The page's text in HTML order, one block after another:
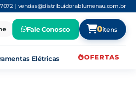
| vendas@distribuidorablumenau.com.br
Fale Conosco 0itens
Elétricas OFERTAS